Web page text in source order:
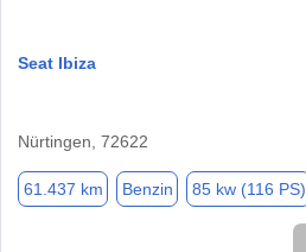
Seat Ibiza
Nürtingen, 72622
61.437 km Benzin 85 kw (116 PS)